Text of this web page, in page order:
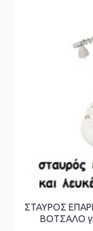
ΣΤΑΥΡΟΣ
ΒΟΤΣΑΛΟ